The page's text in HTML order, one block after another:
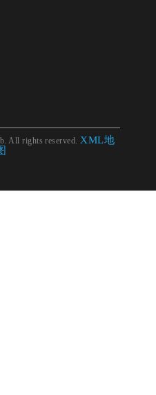
All rights reserved.XML地